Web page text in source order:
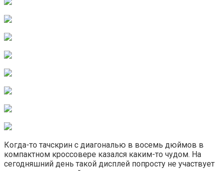
Когда-то тачскрин с диагональю в восемь дюймов в
компактном кроссовере казался каким-то чудом. На
сегодняшний день такой дисплей попросту не участвует